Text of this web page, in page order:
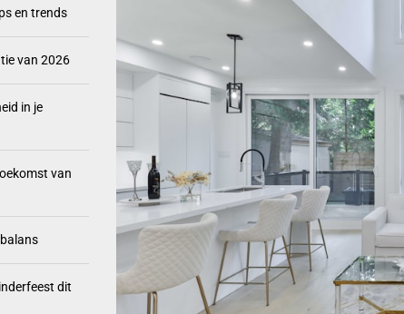
Mintgroen en lavendel: de zomercombinatie van 2026
Zwevende meubels: hoe creëer je luchtigheid in je interieur
Waterconserverende tuinontwerpen: de toekomst van tuinieren
Zomervibes met aardetinten: de perfecte balans
en trends
van 2026
in je
van
dit